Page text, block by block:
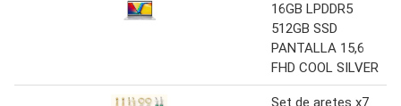
16GB LPDDR5
512GB SSD
PANTALLA 15,6
FHD COOL SILVER
Set de aretes x7